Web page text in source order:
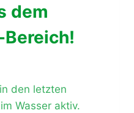
dem
den letzten
Wasser aktiv.